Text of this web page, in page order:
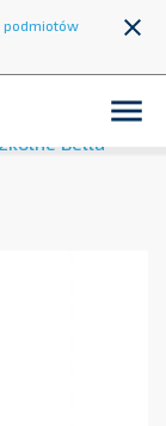
podmiotów
close

Krzesła i stoły
Bella